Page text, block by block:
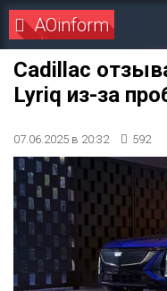
AOinform
Cadillac
Lyriq из-за
07.06.2025 в 20:32 592